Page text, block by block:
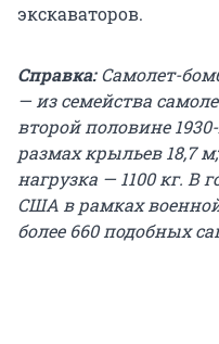
экскаваторов.
Справка:Самолет-
— из семейства
второй половине
размах крыльев 18,7
нагрузка — 1100 кг.
США в рамках
более 660 подобных